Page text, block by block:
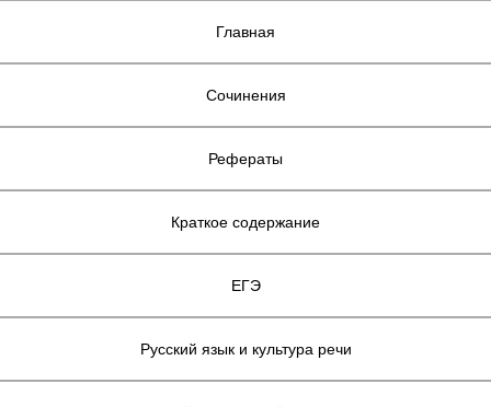
Главная
Сочинения
Рефераты
Краткое содержание
ЕГЭ
Русский язык и культура речи